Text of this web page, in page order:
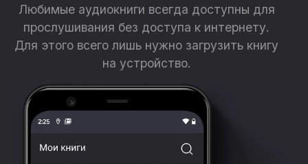
Любимые аудиокниги всегда доступны для
прослушивания без доступа к интернету.
Для этого всего лишь нужно загрузить книгу
на устройство.